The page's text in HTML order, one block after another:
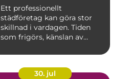
Ett professionellt
städföretag kan göra stor
skillnad i vardagen. Tiden
som frigörs, känslan av
30. jul